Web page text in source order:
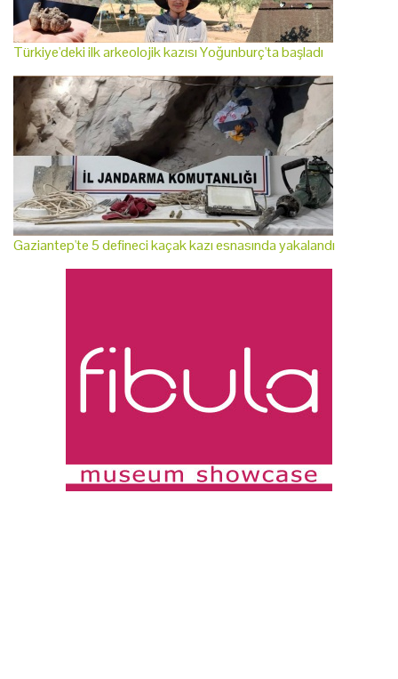
Türkiye'deki ilk arkeolojik kazısı Yoğunburç'ta başladı
Gaziantep'te 5 defineci kaçak kazı esnasında yakalandı